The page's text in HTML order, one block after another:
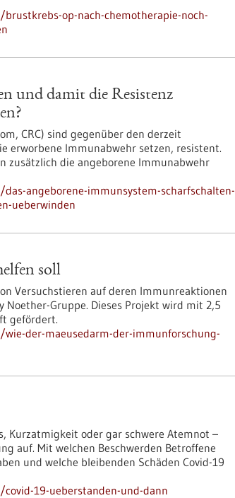
op-nach-chemotherapie-noch-
und damit die Resistenz
CRC) sind gegenüber den derzeit
erworbene Immunabwehr setzen, resistent.
zusätzlich die angeborene Immunabwehr
angeborene-immunsystem-scharfschalten-
ueberwinden
soll
Versuchstieren auf deren Immunreaktionen
Gruppe. Dieses Projekt wird mit 2,5
gefördert.
der-maeusedarm-der-immunforschung-
Kurzatmigkeit oder gar schwere Atemnot –
auf. Mit welchen Beschwerden Betroffene
und welche bleibenden Schäden Covid-19
19-ueberstanden-und-dann